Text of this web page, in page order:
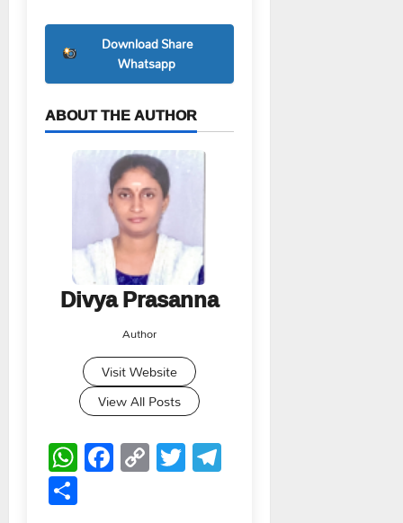
Download Share
Whatsapp
ABOUT THE AUTHOR
Divya Prasanna
Author
Visit Website
View All Posts
WhatsApp
Facebook
Copy
Link
Twitter
Share